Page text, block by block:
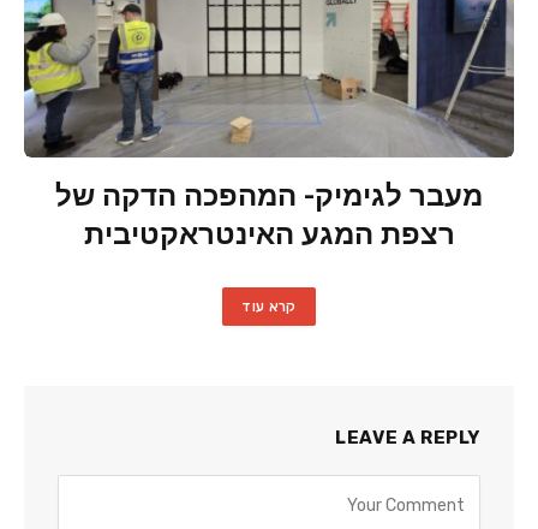
מעבר לגימיק- המהפכה הדקה של
רצפת המגע האינטראקטיבית
קרא עוד
LEAVE A REPLY